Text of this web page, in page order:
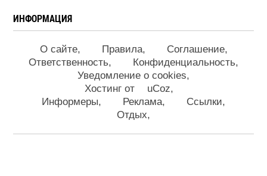
ИНФОРМАЦИЯ
О сайте Правила
Соглашение
Ответственность
Конфиденциальность
Уведомление о cookies
Хостинг от
uCoz
Информеры
Реклама
Ссылки
Отдых